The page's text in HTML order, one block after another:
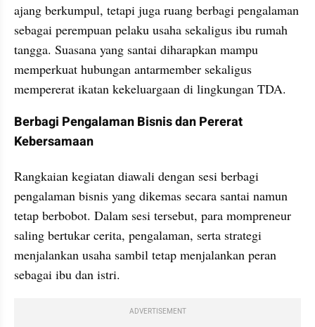
ajang berkumpul, tetapi juga ruang berbagi pengalaman
sebagai perempuan pelaku usaha sekaligus ibu rumah
tangga. Suasana yang santai diharapkan mampu
memperkuat hubungan antarmember sekaligus
mempererat ikatan kekeluargaan di lingkungan TDA.
Berbagi Pengalaman Bisnis dan Pererat
Kebersamaan
Rangkaian kegiatan diawali dengan sesi berbagi
pengalaman bisnis yang dikemas secara santai namun
tetap berbobot. Dalam sesi tersebut, para mompreneur
saling bertukar cerita, pengalaman, serta strategi
menjalankan usaha sambil tetap menjalankan peran
sebagai ibu dan istri.
ADVERTISEMENT